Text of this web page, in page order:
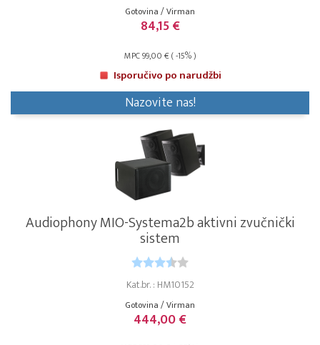
Gotovina / Virman
84,15 €
MPC 99,00 € ( -15% )
Isporučivo po narudžbi
Nazovite nas!
Audiophony MIO-Systema2b aktivni zvučnički
sistem
Kat.br. : HM10152
Gotovina / Virman
444,00 €